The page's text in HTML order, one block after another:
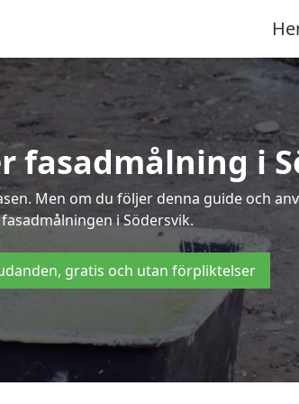
fasadmålning i
Men om du följer denna guide och
fasadmålningen i Södersvik.
gratis och utan förpliktelser